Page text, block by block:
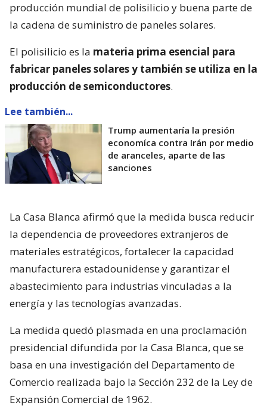
producción mundial de polisilicio y buena parte de
la cadena de suministro de paneles solares.
El polisilicio es la materia prima esencial para
fabricar paneles solares y también se utiliza en la
producción de semiconductores.
Lee también...
Trump aumentaría la presión
economíca contra Irán por medio
de aranceles, aparte de las
sanciones
La Casa Blanca afirmó que la medida busca reducir
la dependencia de proveedores extranjeros de
materiales estratégicos, fortalecer la capacidad
manufacturera estadounidense y garantizar el
abastecimiento para industrias vinculadas a la
energía y las tecnologías avanzadas.
La medida quedó plasmada en una proclamación
presidencial difundida por la Casa Blanca, que se
basa en una investigación del Departamento de
Comercio realizada bajo la Sección 232 de la Ley de
Expansión Comercial de 1962.